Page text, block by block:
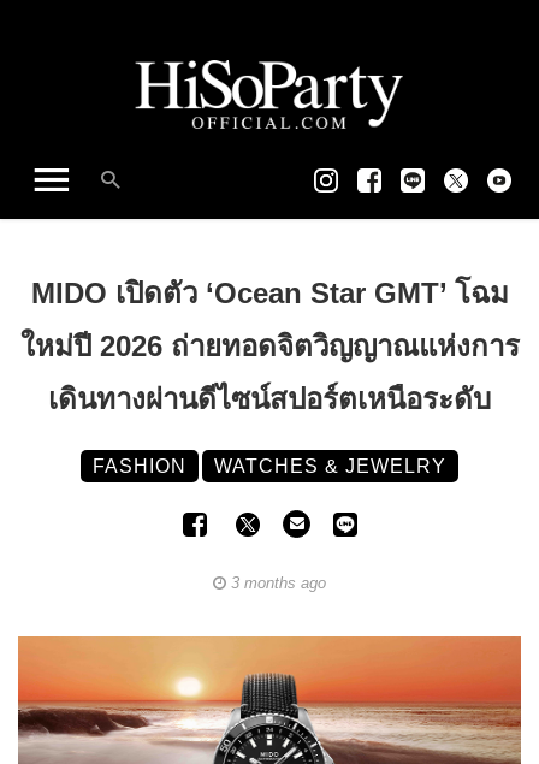
MIDO เปิดตัว ‘Ocean Star GMT’ โฉม
ใหม่ปี 2026 ถ่ายทอดจิตวิญญาณแห่งการ
เดินทางผ่านดีไซน์สปอร์ตเหนือระดับ
FASHION WATCHES & JEWELRY
3 months ago